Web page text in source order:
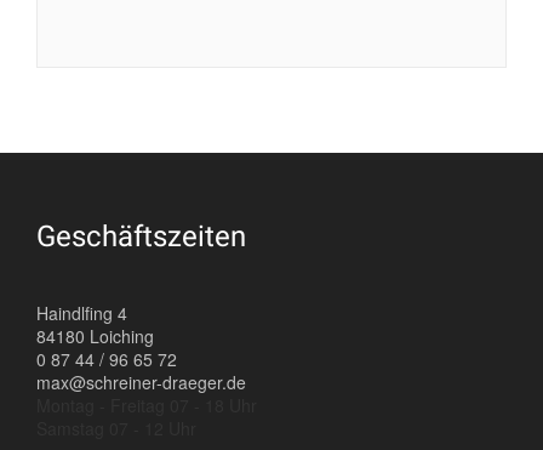
Geschäftszeiten
Haindlfing 4
84180 Loiching
0 87 44 / 96 65 72
max@schreiner-draeger.de